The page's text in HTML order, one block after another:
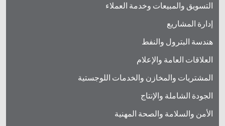
التسويق والمبيعات وخدمة العملاء
إدارة المشاريع
هندسة البترول والنفط
العلاقات العامة والإعلام
المشتريات والمخازن والخدمات اللوجستية
الجودة الشاملة والإنتاج
الأمن والسلامة والصحة المهنية